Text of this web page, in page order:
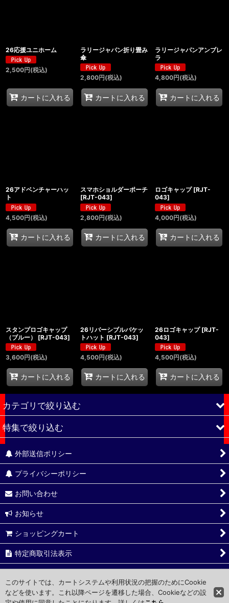
26応援ユニホーム
2,500円(税込)
カートに入れる
ラリージャパン折り畳み
傘
2,800円(税込)
カートに入れる
ラリージャパンアンブレ
ラ
4,800円(税込)
カートに入れる
26アドベンチャーハッ
ト
4,500円(税込)
カートに入れる
スマホショルダーポーチ
[RJT-043]
2,800円(税込)
カートに入れる
ロゴキャップ [RJT-
043]
4,000円(税込)
カートに入れる
スタンプロゴキャップ
（ブルー）
[RJT-043]
3,600円(税込)
カートに入れる
26リバーシブルバケッ
トハット [RJT-043]
4,500円(税込)
カートに入れる
26ロゴキャップ [RJT-
043]
4,500円(税込)
カートに入れる
カテゴリで絞り込む
ウェア
キャップ／ハット
バック／ポーチ
雑貨
コレクション
特集で絞り込む
全商品
キービジュアル
スタンプロゴ
価格変更
外部送信ポリシー
プライバシーポリシー
お問い合わせ
お知らせ
ショッピングカート
特定商取引法表示
このサイトでは、カートシステムや利用状況の把握のためにCookie
などを使います。これ以降ページを遷移した場合、Cookieなどの設